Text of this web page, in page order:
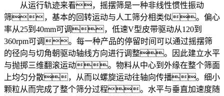
从运行轨迹来看，摇摆筛是一种非线性惯性振动
筛，基本的回转运动与人工筛分相类似。偏心
率从25到40mm可调，低速V型皮带驱动从120到
360rpm可调。每一种产品的停留时间可以通过摇摆筛
的径向与切角朝驱动轴线方向进行调整。因此建立水平
与抛掷三维翻滚运动。物料从中心到外缘在整个筛面
上均匀分散，从而以螺旋运动往轴向传播。细小
颗粒从而完成了整个筛分过程。水平与垂直加速度随